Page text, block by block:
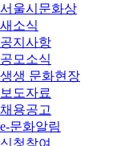
서울시문화상
새소식
공지사항
공모소식
생생 문화현장
보도자료
채용공고
e-문화알림
신청참여